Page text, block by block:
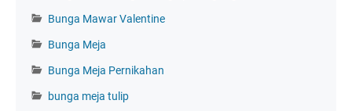
Bunga Mawar Valentine
Bunga Meja
Bunga Meja Pernikahan
bunga meja tulip